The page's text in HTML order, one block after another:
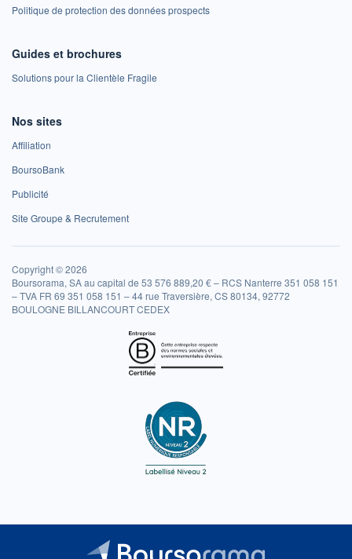
Politique de protection des données prospects
Guides et brochures
Solutions pour la Clientèle Fragile
Nos sites
Affiliation
BoursoBank
Publicité
Site Groupe & Recrutement
Copyright © 2026
Boursorama, SA au capital de 53 576 889,20 € – RCS Nanterre 351 058 151
– TVA FR 69 351 058 151 – 44 rue Traversière, CS 80134, 92772
BOULOGNE BILLANCOURT CEDEX